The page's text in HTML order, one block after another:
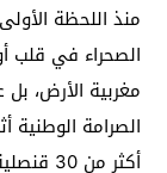
منذ اللحظة
الصحراء في قلب
مغربية الأرض،
الصرامة الوطنية
أكثر